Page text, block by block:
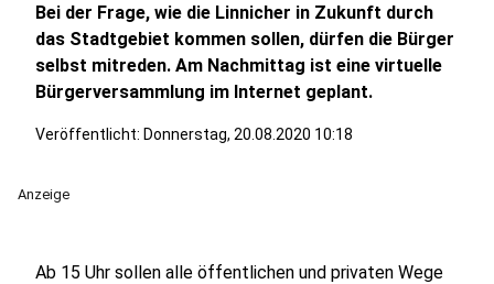
Bei der Frage, wie die Linnicher in Zukunft durch
das Stadtgebiet kommen sollen, dürfen die Bürger
selbst mitreden. Am Nachmittag ist eine virtuelle
Bürgerversammlung im Internet geplant.
Veröffentlicht: Donnerstag, 20.08.2020 10:18
Anzeige
Ab 15 Uhr sollen alle öffentlichen und privaten Wege